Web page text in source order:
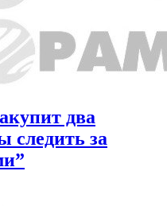
два
следить за